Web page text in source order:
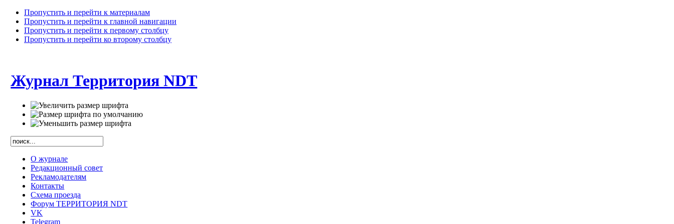
Пропустить и перейти к материалам
Пропустить и перейти к главной навигации
Пропустить и перейти к первому столбцу
Пропустить и перейти ко второму столбцу
Журнал Территория NDT
О журнале
Редакционный совет
Рекламодателям
Контакты
Схема проезда
Форум ТЕРРИТОРИЯ NDT
VK
Telegram